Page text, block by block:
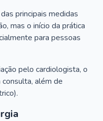
principais medidas
mas o início da prática
para pessoas
pelo cardiologista, o
além de